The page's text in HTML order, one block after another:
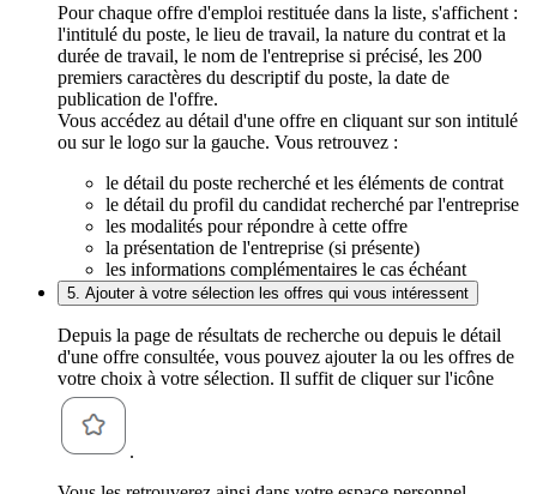
Pour chaque offre d'emploi restituée dans la liste, s'affichent :
l'intitulé du poste, le lieu de travail, la nature du contrat et la
durée de travail, le nom de l'entreprise si précisé, les 200
premiers caractères du descriptif du poste, la date de
publication de l'offre.
Vous accédez au détail d'une offre en cliquant sur son intitulé
ou sur le logo sur la gauche. Vous retrouvez :
le détail du poste recherché et les éléments de contrat
le détail du profil du candidat recherché par l'entreprise
les modalités pour répondre à cette offre
la présentation de l'entreprise (si présente)
les informations complémentaires le cas échéant
5. Ajouter à votre sélection les offres qui vous intéressent
Depuis la page de résultats de recherche ou depuis le détail
d'une offre consultée, vous pouvez ajouter la ou les offres de
votre choix à votre sélection. Il suffit de cliquer sur l'icône
.